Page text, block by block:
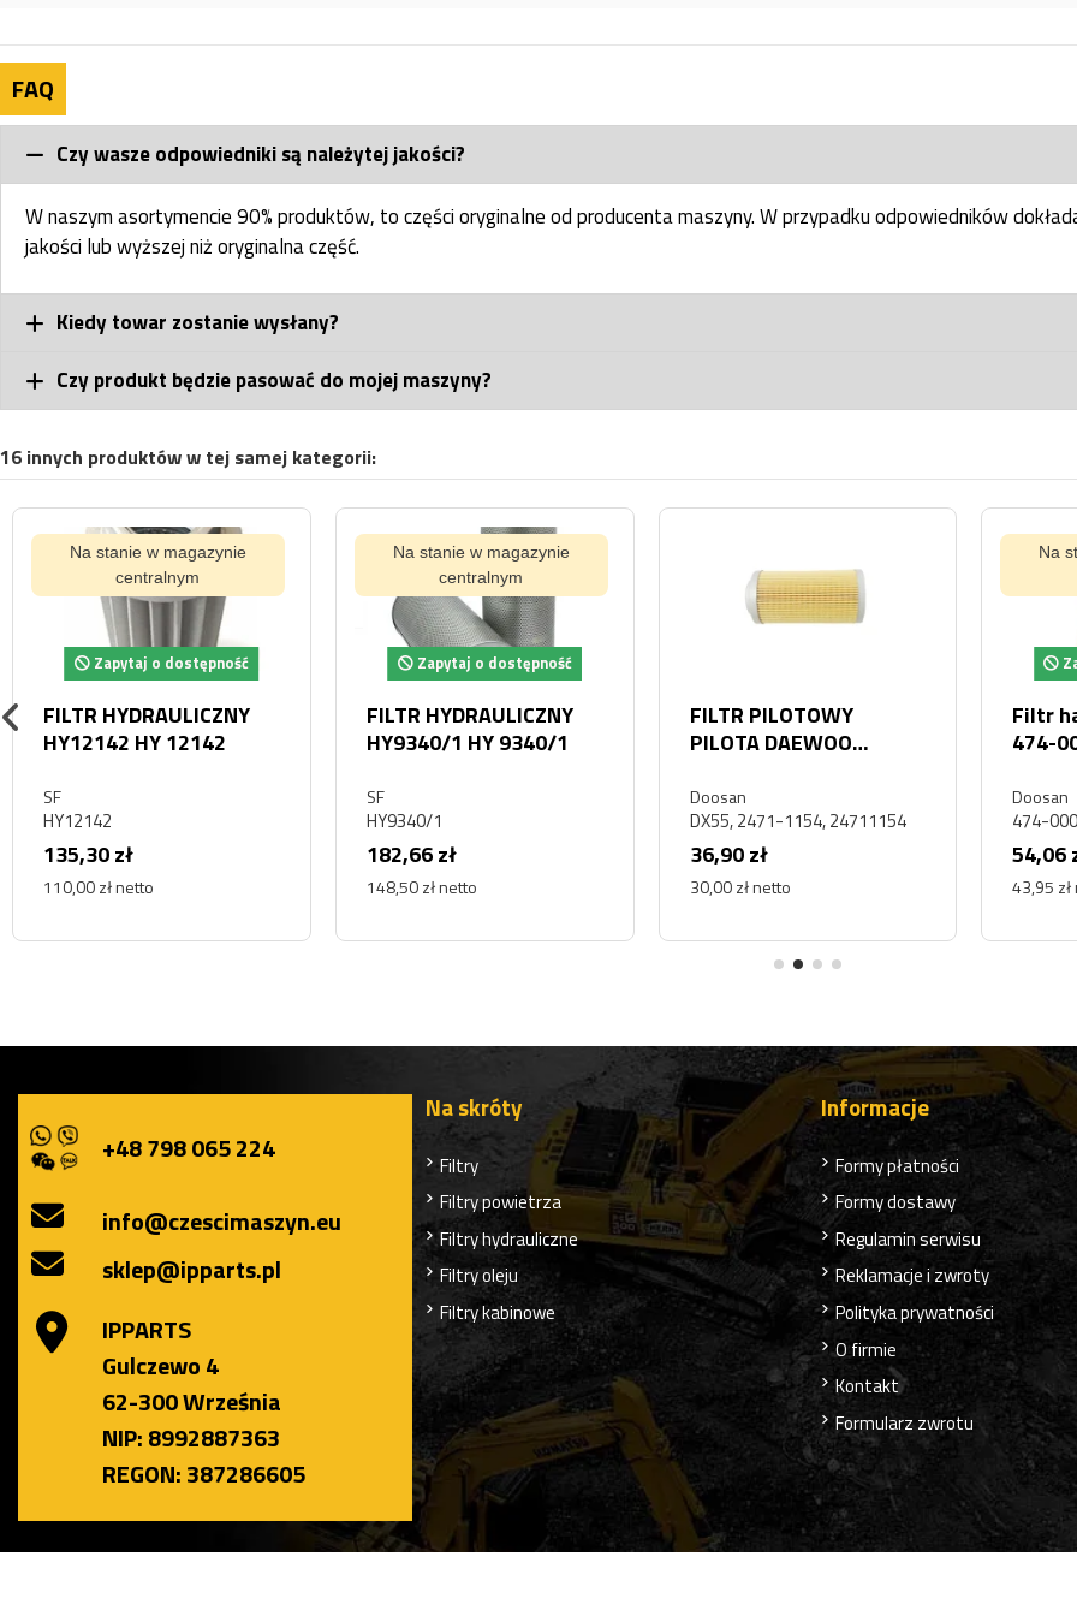
FAQ
Czy wasze odpowiedniki są należytej jakości?
W naszym asortymencie 90% produktów, to części oryginalne od producenta maszyny. W przypadku odpowiedników
jakości lub wyższej niż oryginalna część.
Kiedy towar zostanie wysłany?
Czy produkt będzie pasować do mojej maszyny?
16 innych produktów w tej samej kategorii:
Na stanie w magazynie
centralnym
Zapytaj o dostępność
FILTR HYDRAULICZNY
HY12142 HY 12142
SF
HY12142
135,30 zł
110,00 zł netto
Na stanie w magazynie
centralnym
Zapytaj o dostępność
FILTR HYDRAULICZNY
HY9340/1 HY 9340/1
SF
HY9340/1
182,66 zł
148,50 zł netto
FILTR PILOTOWY
PILOTA DAEWOO
Doosan
DX55, 2471-1154, 24711154
36,90 zł
30,00 zł netto
Na
Filtr
474-
Doosan
474-
54,06
43,95
+48 798 065 224
info@czescimaszyn.eu
sklep@ipparts.pl
IPPARTS
Gulczewo 4
62-300 Września
NIP: 8992887363
REGON: 387286605
Na skróty
Filtry
Filtry powietrza
Filtry hydrauliczne
Filtry oleju
Filtry kabinowe
Informacje
Formy płatności
Formy dostawy
Regulamin serwisu
Reklamacje i zwroty
Polityka prywatności
O firmie
Kontakt
Formularz zwrotu